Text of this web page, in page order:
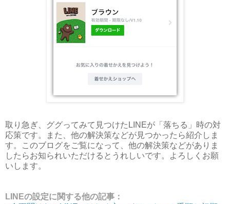
取り急ぎ、ググってみて見つけたLINEが「落ちる」時の対
応策です。また、他の解決策などが見つかったら紹介しま
す。このブログをご覧になって、他の解決策などがありま
したらお知られいただけるとうれしいです。よろしくお願
いします。
LINEの設定に関する他の記事：